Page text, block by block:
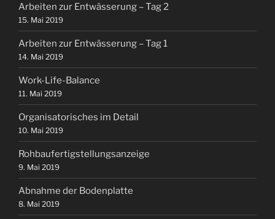
Arbeiten zur Entwässerung – Tag 2
15. Mai 2019
Arbeiten zur Entwässerung – Tag 1
14. Mai 2019
Work-Life-Balance
11. Mai 2019
Organisatorisches im Detail
10. Mai 2019
Rohbaufertigstellungsanzeige
9. Mai 2019
Abnahme der Bodenplatte
8. Mai 2019